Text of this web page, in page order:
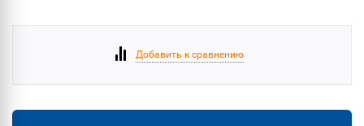
Добавить к сравнению